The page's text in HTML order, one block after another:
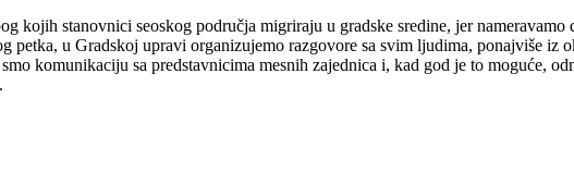
kojih stanovnici seoskog područja migriraju u gradske sredine, jer
petka, u Gradskoj upravi organizujemo razgovore sa svim ljudima, ponajviše
komunikaciju sa predstavnicima mesnih zajednica i, kad god je to moguće,